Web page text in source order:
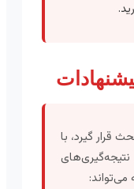
گیرد، با